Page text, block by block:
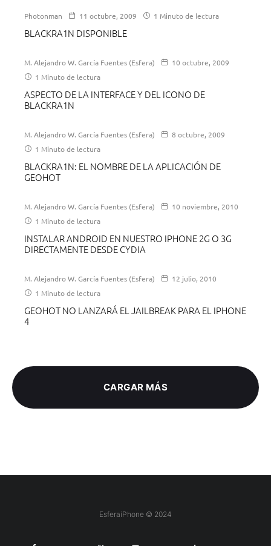
Photonman 11 octubre, 2009 1 Minuto de lectura
BLACKRA1N DISPONIBLE
M. Alejandro W. García Fuentes (Esfera)
10 octubre, 2009
1 Minuto de lectura
ASPECTO DE LA INTERFACE Y DEL ICONO DE
BLACKRA1N
M. Alejandro W. García Fuentes (Esfera)
8 octubre, 2009
1 Minuto de lectura
BLACKRA1N: EL NOMBRE DE LA APLICACIÓN DE
GEOHOT
M. Alejandro W. García Fuentes (Esfera)
10 noviembre, 2010
1 Minuto de lectura
INSTALAR ANDROID EN NUESTRO IPHONE 2G O 3G
DIRECTAMENTE DESDE CYDIA
M. Alejandro W. García Fuentes (Esfera)
12 julio, 2010
1 Minuto de lectura
GEOHOT NO LANZARÁ EL JAILBREAK PARA EL IPHONE
4
CARGAR MÁS
EsferaiPhone © 2024